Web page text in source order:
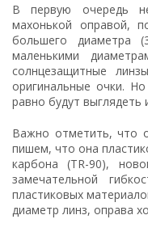
В первую очередь
махонькой оправой,
большего
маленькими
солнцезащитные
оригинальные очки.
равно будут выглядеть
Важно отметить, что
пишем, что она
карбона (TR-90),
замечательной
пластиковых
диаметр линз, оправа